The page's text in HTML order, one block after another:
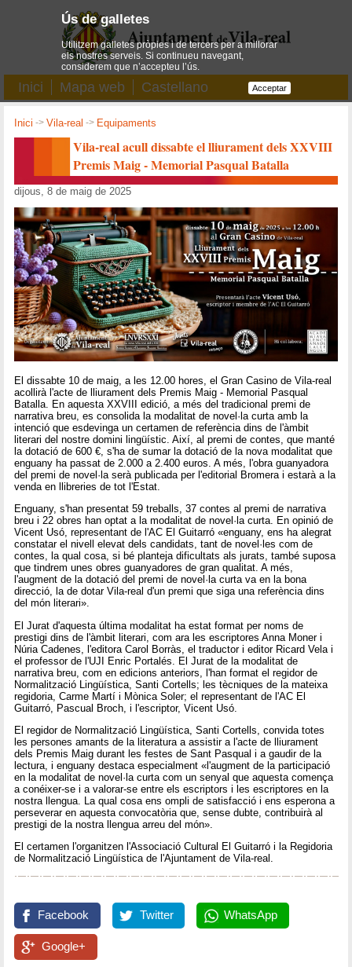
Inici Mapa web Castellano
Inici ->Vila-real -> Equipaments
Vila-real acull dissabte el lliurament dels XXVIII
Premis Maig - Memorial Pasqual Batalla
dijous, 8 de maig de 2025
El dissabte 10 de maig, a les 12.00 hores, el Gran Casino de Vila-real
acollirà l'acte de lliurament dels Premis Maig - Memorial Pasqual
Batalla. En aquesta XXVIII edició, a més del tradicional premi de
narrativa breu, es consolida la modalitat de novel·la curta amb la
intenció que esdevinga un certamen de referència dins de l'àmbit
literari del nostre domini lingüístic. Així, al premi de contes, que manté
la dotació de 600 €, s'ha de sumar la dotació de la nova modalitat que
enguany ha passat de 2.000 a 2.400 euros. A més, l'obra guanyadora
del premi de novel·la serà publicada per l'editorial Bromera i estarà a la
venda en llibreries de tot l'Estat.
Enguany, s'han presentat 59 treballs, 37 contes al premi de narrativa
breu i 22 obres han optat a la modalitat de novel·la curta. En opinió de
Vicent Usó, representant de l'AC El Guitarró «enguany, ens ha alegrat
constatar el nivell elevat dels candidats, tant de novel·les com de
contes, la qual cosa, si bé planteja dificultats als jurats, també suposa
que tindrem unes obres guanyadores de gran qualitat. A més,
l'augment de la dotació del premi de novel·la curta va en la bona
direcció, la de dotar Vila-real d'un premi que siga una referència dins
del món literari».
El Jurat d'aquesta última modalitat ha estat format per noms de
prestigi dins de l'àmbit literari, com ara les escriptores Anna Moner i
Núria Cadenes, l'editora Carol Borràs, el traductor i editor Ricard Vela i
el professor de l'UJI Enric Portalés. El Jurat de la modalitat de
narrativa breu, com en edicions anteriors, l'han format el regidor de
Normalització Lingüística, Santi Cortells; les tècniques de la mateixa
regidoria, Carme Martí i Mònica Soler; el representant de l'AC El
Guitarró, Pascual Broch, i l'escriptor, Vicent Usó.
El regidor de Normalització Lingüística, Santi Cortells, convida totes
les persones amants de la literatura a assistir a l'acte de lliurament
dels Premis Maig durant les festes de Sant Pasqual i a gaudir de la
lectura, i enguany destaca especialment «l'augment de la participació
en la modalitat de novel·la curta com un senyal que aquesta comença
a conéixer-se i a valorar-se entre els escriptors i les escriptores en la
nostra llengua. La qual cosa ens ompli de satisfacció i ens esperona a
perseverar en aquesta convocatòria que, sense dubte, contribuirà al
prestigi de la nostra llengua arreu del món».
El certamen l'organitzen l'Associació Cultural El Guitarró i la Regidoria
de Normalització Lingüística de l'Ajuntament de Vila-real.
Facebook Twitter WhatsApp
Google+
Ús de galletes
Utilitzem galletes pròpies i de tercers per a millorar
els nostres serveis. Si continueu navegant,
considerem que n’accepteu l’ús.
Acceptar